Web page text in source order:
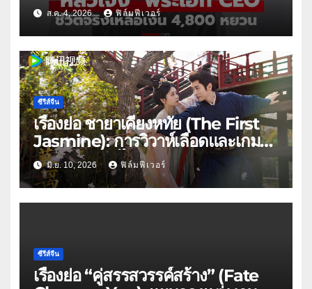
ส.ค. 4, 2026 ฟิล์มฟีเวอร์
ซีรีส์จีน
เรื่องย่อ ชายาเคียงหทัย (The First
Jasmine): การวิวาห์เลือดและเกม
ล้างแค้นของ ไป๋ลู่ x เฉิงเหล่ย บน
WeTV
มิ.ย. 10, 2026 ฟิล์มฟีเวอร์
ซีรีส์จีน
เรื่องย่อ “คู่สรรสวรรค์สร้าง” (Fate